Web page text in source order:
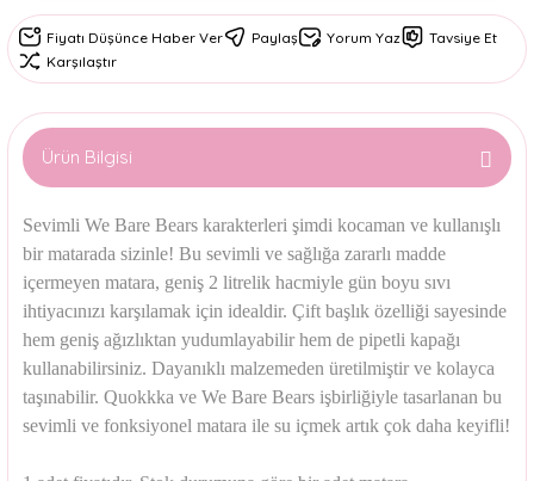
Fiyatı Düşünce Haber Ver Paylaş Yorum Yaz
Tavsiye Et
Karşılaştır
Ürün Bilgisi
Sevimli We Bare Bears karakterleri şimdi kocaman ve kullanışlı
bir matarada sizinle! Bu sevimli ve sağlığa zararlı madde
içermeyen matara, geniş 2 litrelik hacmiyle gün boyu sıvı
ihtiyacınızı karşılamak için idealdir. Çift başlık özelliği sayesinde
hem geniş ağızlıktan yudumlayabilir hem de pipetli kapağı
kullanabilirsiniz. Dayanıklı malzemeden üretilmiştir ve kolayca
taşınabilir. Quokkka ve We Bare Bears işbirliğiyle tasarlanan bu
sevimli ve fonksiyonel matara ile su içmek artık çok daha keyifli!